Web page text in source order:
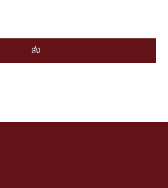
ส่ง